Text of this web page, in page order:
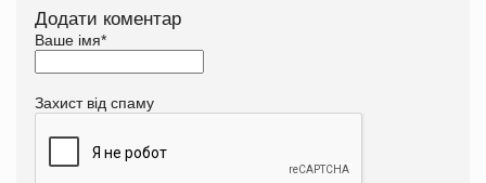
Додати коментар
Ваше імя*
Захист від спаму